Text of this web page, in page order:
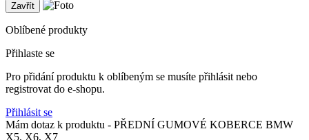
Zavřít
Oblíbené produkty
Přihlaste se
Pro přidání produktu k oblíbeným se musíte přihlásit nebo
registrovat do e-shopu.
Přihlásit se
Mám dotaz k produktu - PŘEDNÍ GUMOVÉ KOBERCE BMW
X5, X6, X7